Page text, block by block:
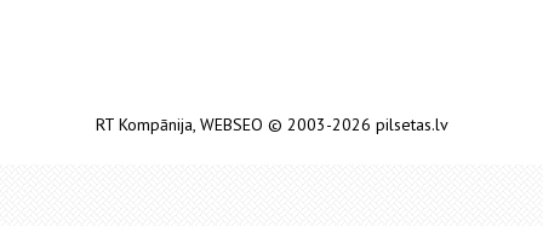
RT Kompānija, WEBSEO © 2003-2026 pilsetas.lv